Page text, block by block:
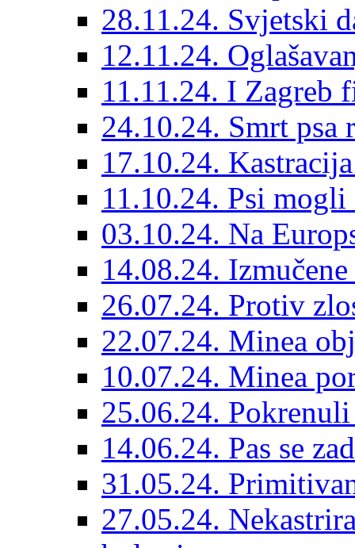
28.11.24. Svjetski
12.11.24.
11.11.24. I Zagreb
24.10.24. Smrt psa
17.10.24.
11.10.24. Psi
03.10.24. Na
14.08.24.
26.07.24. Protiv
22.07.24. Minea
10.07.24. Minea
25.06.24.
14.06.24. Pas se
31.05.24.
27.05.24.